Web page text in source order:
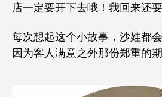
店一定要开下去哦！我回来还要
每次想起这个小故事，沙娃都
因为客人满意之外那份郑重的期